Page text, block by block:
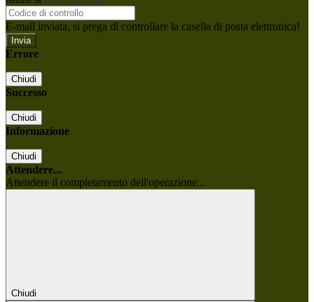
E-mail inviata, si prega di controllare la casella di posta elettronica!
Errore
Chiudi
Successo
Chiudi
Informazione
Chiudi
Attendere...
Attendere il completamento dell'operazione...
Chiudi